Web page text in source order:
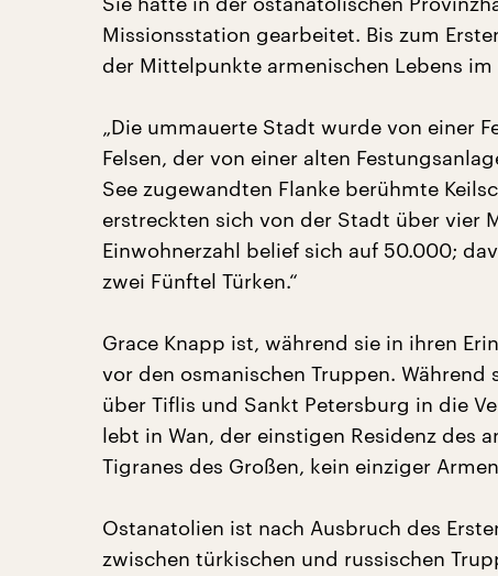
Missionsstation gearbeitet. Bis zum
der Mittelpunkte armenischen Lebens im
„Die ummauerte Stadt wurde von einer
Felsen, der von einer alten
See zugewandten Flanke berühmte
erstreckten sich von der Stadt über vier
Einwohnerzahl belief sich auf 50.000;
zwei Fünftel Türken.“
Grace Knapp ist, während sie in ihren
vor den osmanischen Truppen.
über Tiflis und Sankt Petersburg in die
lebt in Wan, der einstigen Residenz des
Tigranes des Großen, kein einziger
Ostanatolien ist nach Ausbruch des
zwischen türkischen und russischen